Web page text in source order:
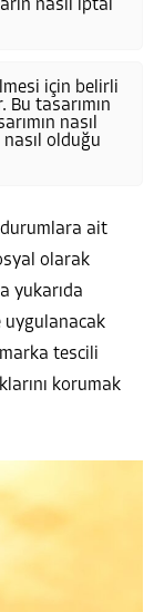
nasıl iptal
için belirli
Bu tasarımın
nasıl
olduğu
durumlara ait
olarak
yukarıda
uygulanacak
marka tescili
korumak